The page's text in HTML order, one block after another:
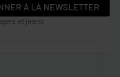
À LA NEWSLETTER
et jeans